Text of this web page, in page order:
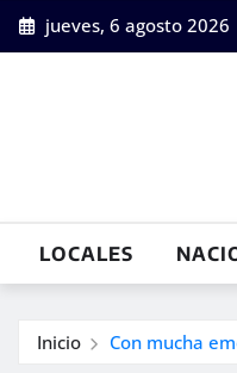
Saltar
al
jueves, 6 agosto 2026
LOCALES
Inicio Con mucha